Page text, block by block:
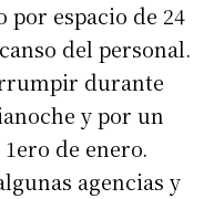
espacio de 24
del personal.
durante
y por un
de enero.
agencias y